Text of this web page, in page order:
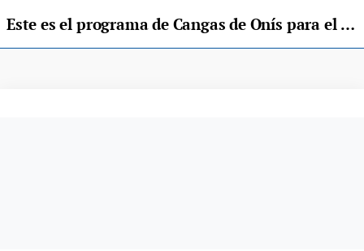
Este es el programa de Cangas de Onís para el Día para la Eliminación de la Violencia contra la Mujer